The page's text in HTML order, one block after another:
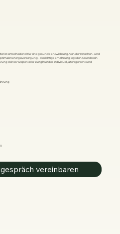
ist entscheidend für eine gesunde Entwicklung. Von der Knochen- und
Energieversorgung - die richtige Ernährung legt den Grundstein
deines Welpen oder Junghundes individuell, altersgerecht und
vereinbaren